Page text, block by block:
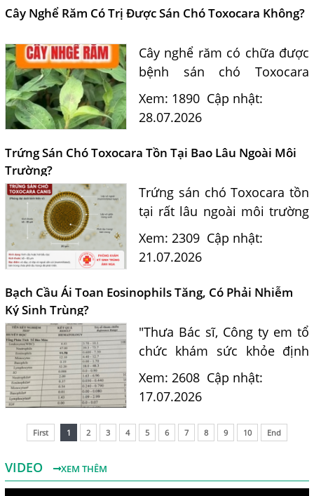
điều trị và phòng ngừa sán...
Cây Nghể Răm Có Trị Được Sán Chó Toxocara Không?
Cây nghể răm có chữa được
bệnh sán chó Toxocara
không? Tiến sĩ Bác sĩ
Nguyễn Hằng Lan giải đáp
học và hướng dẫn điều trị
Xem: 1890 Cập nhật:
28.07.2026
Trứng Sán Chó Toxocara Tồn Tại Bao Lâu Ngoài Môi
Trường?
Trứng sán chó Toxocara tồn
tại rất lâu ngoài môi trường
và là nguồn lây nhiễm nguy
hiểm cho con người. Tiến sĩ
vấn cách nhận biết...
Xem: 2309 Cập nhật:
21.07.2026
Bạch Cầu Ái Toan Eosinophils Tăng, Có Phải Nhiễm
Ký Sinh Trùng?
"Thưa Bác sĩ, Công ty em tổ
chức khám sức khỏe định
kỳ. Kết quả xét nghiệm máu
của em có chỉ số bạch cầu ái
11.7%. Em nghe nói chỉ...
Xem: 2608 Cập nhật:
17.07.2026
First 1 2 3 4 5 6 7 8 9 10 End
VIDEO XEM THÊM